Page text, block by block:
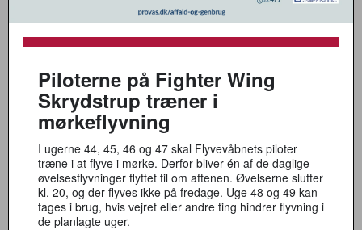
Piloterne på Fighter Wing
Skrydstrup træner i
mørkeflyvning
I ugerne 44, 45, 46 og 47 skal Flyvevåbnets piloter
træne i at flyve i mørke. Derfor bliver én af de daglige
øvelsesflyvninger flyttet til om aftenen. Øvelserne slutter
kl. 20, og der flyves ikke på fredage. Uge 48 og 49 kan
tages i brug, hvis vejret eller andre ting hindrer flyvning i
de planlagte uger.